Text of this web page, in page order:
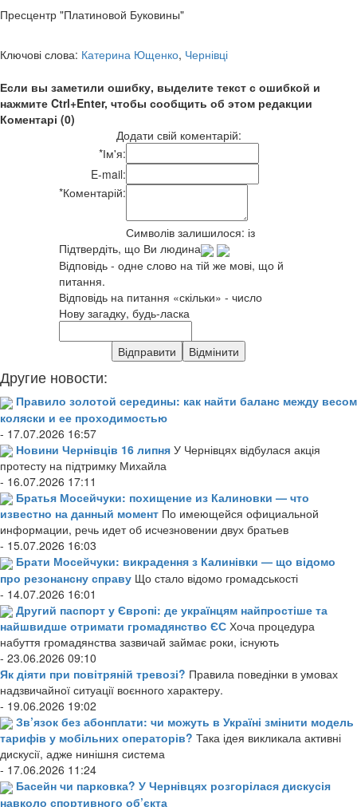
Пресцентр "Платиновой Буковины"
Ключові слова: Катерина Ющенко, Чернівці
Если вы заметили ошибку, выделите текст с ошибкой и
нажмите Ctrl+Enter, чтобы сообщить об этом редакции
Коментарі (0)
Додати свій коментарій:
*Ім'я:
E-mail:
*Коментарій:
Символів залишилося: із
Підтвердіть, що Ви людина
Відповідь - одне слово на тій же мові, що й
питання.
Відповідь на питання «скільки» - число
Нову загадку, будь-ласка
Другие новости:
Правило золотой середины: как найти баланс между весом
коляски и ее проходимостью
- 17.07.2026 16:57
Новини Чернівців 16 липня У Чернівцях відбулася акція
протесту на підтримку Михайла
- 16.07.2026 17:11
Братья Мосейчуки: похищение из Калиновки — что
известно на данный момент По имеющейся официальной
информации, речь идет об исчезновении двух братьев
- 15.07.2026 16:03
Брати Мосейчуки: викрадення з Калинівки — що відомо
про резонансну справу Що стало відомо громадськості
- 14.07.2026 16:01
Другий паспорт у Європі: де українцям найпростіше та
найшвидше отримати громадянство ЄС Хоча процедура
набуття громадянства зазвичай займає роки, існують
- 23.06.2026 09:10
Як діяти при повітряній тревозі? Правила поведінки в умовах
надзвичайної ситуації воєнного характеру.
- 19.06.2026 19:02
Зв’язок без абонплати: чи можуть в Україні змінити модель
тарифів у мобільних операторів? Така ідея викликала активні
дискусії, адже нинішня система
- 17.06.2026 11:24
Басейн чи парковка? У Чернівцях розгорілася дискусія
навколо спортивного об’єкта